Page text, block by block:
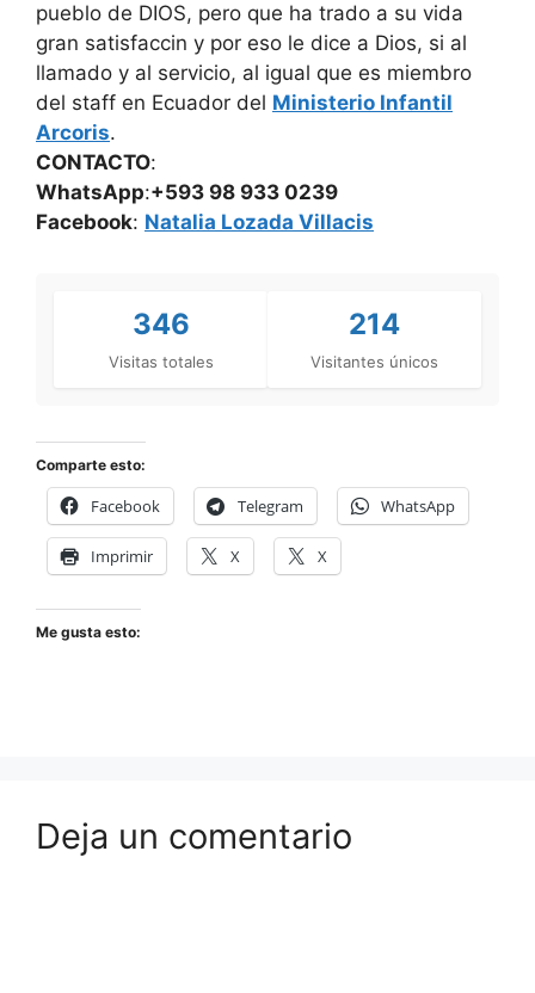
pueblo de DIOS, pero que ha trado a su vida
gran satisfaccin y por eso le dice a Dios, si al
llamado y al servicio, al igual que es miembro
del staff en Ecuador del Ministerio Infantil
Arcoris.
CONTACTO:
WhatsApp:+593 98 933 0239
Facebook: Natalia Lozada Villacis
346
Visitas totales
214
Visitantes únicos
Comparte esto:
Facebook Telegram WhatsApp
Imprimir X X
Me gusta esto:
Deja un comentario